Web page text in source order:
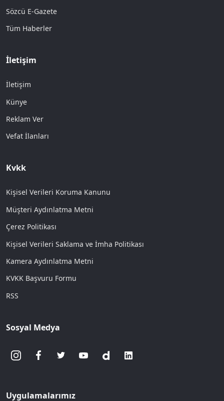
Sözcü E-Gazete
Tüm Haberler
İletişim
İletişim
Künye
Reklam Ver
Vefat İlanları
Kvkk
Kişisel Verileri Koruma Kanunu
Müşteri Aydınlatma Metni
Çerez Politikası
Kişisel Verileri Saklama ve İmha Politikası
Kamera Aydınlatma Metni
KVKK Başvuru Formu
RSS
Sosyal Medya
Uygulamalarımız